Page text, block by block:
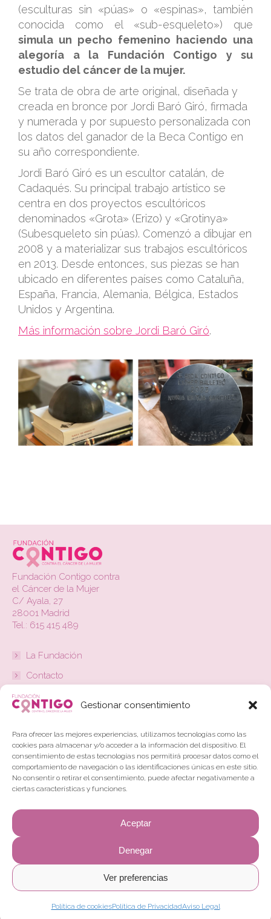
Gestionar consentimiento
Para ofrecer las mejores experiencias, utilizamos tecnologías como las
cookies para almacenar y/o acceder a la información del dispositivo. El
consentimiento de estas tecnologías nos permitirá procesar datos como el
comportamiento de navegación o las identificaciones únicas en este sitio.
No consentir o retirar el consentimiento, puede afectar negativamente a
ciertas características y funciones.
Aceptar
Denegar
Ver preferencias
Política de cookiesPolítica de PrivacidadAviso Legal
(esculturas sin «púas» o «espinas», también
conocida como el «sub-esqueleto») que
simula un pecho femenino haciendo una
alegoría a la Fundación Contigo y su
estudio del cáncer de la mujer.
Se trata de obra de arte original, diseñada y
creada en bronce por Jordi Baró Giró, firmada
y numerada y por supuesto personalizada con
los datos del ganador de la Beca Contigo en
su año correspondiente.
Jordi Baró Giró es un escultor catalán, de
Cadaqués. Su principal trabajo artístico se
centra en dos proyectos escultóricos
denominados «Grota» (Erizo) y «Grotinya»
(Subesqueleto sin púas). Comenzó a dibujar en
2008 y a materializar sus trabajos escultóricos
en 2013. Desde entonces, sus piezas se han
ubicado en diferentes países como Cataluña,
España, Francia, Alemania, Bélgica, Estados
Unidos y Argentina.
Más información sobre Jordi Baró Giró.
Fundación Contigo contra
el Cáncer de la Mujer
C/ Ayala, 27
28001 Madrid
Tel.: 615 415 489
La Fundación
Contacto
Actualidad
Colabora
Beneficios Fiscales
Aviso Legal
Política de Privacidad
Redes Sociales
Encuéntranos en: